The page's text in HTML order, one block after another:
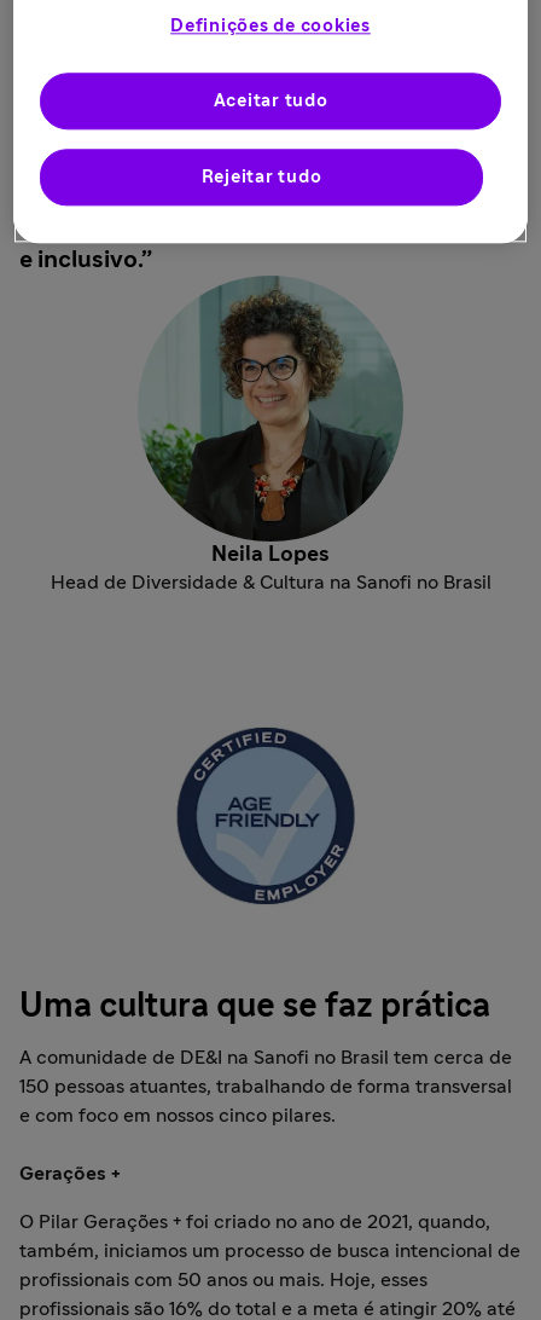
ERGs (Employee Resourse Groups). Aqui,
que são: Gerações+, LGBTQIAP+, Equilíbrio
de Gêneros, Pessoas com Deficiência e Raça
nossas ações, engajar a sociedade e
transformar a nossa companhia em um
ambiente cada vez mais diverso, equalitário
e inclusivo.
Neila Lopes
Head de Diversidade & Cultura na Sanofi no Brasil
Uma cultura que se faz prática
A comunidade de DE&I na Sanofi no Brasil tem cerca de
150 pessoas atuantes, trabalhando de forma transversal
e com foco em nossos cinco pilares.
Gerações +
O Pilar Gerações + foi criado no ano de 2021, quando,
também, iniciamos um processo de busca intencional de
profissionais com 50 anos ou mais. Hoje, esses
profissionais são 16% do total e a meta é atingir 20% até
Definições de cookies
Rejeitar tudo
Aceitar tudo